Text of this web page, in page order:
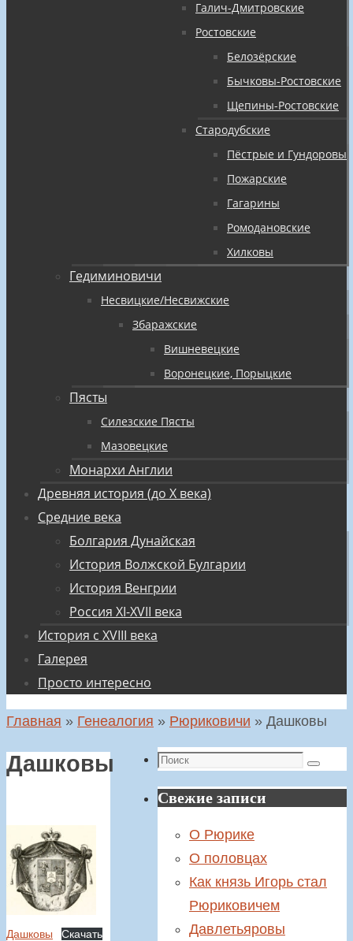
Галич-Дмитровские
Ростовские
Белозёрские
Бычковы-Ростовские
Щепины-Ростовские
Стародубские
Пёстрые и Гундоровы
Пожарские
Гагарины
Ромодановские
Хилковы
Гедиминовичи
Несвицкие/Несвижские
Збаражские
Вишневецкие
Воронецкие, Порыцкие
Пясты
Силезские Пясты
Мазовецкие
Монархи Англии
Древняя история (до X века)
Средние века
Болгария Дунайская
История Волжской Булгарии
История Венгрии
Россия XI-XVII века
История с XVIII века
Галерея
Просто интересно
Главная » Генеалогия » Рюриковичи » Дашковы
Дашковы
Дашковы Скачать
Поиск
Поиск
Свежие записи
О Рюрике
О половцах
Как князь Игорь стал
Рюриковичем
Давлетьяровы